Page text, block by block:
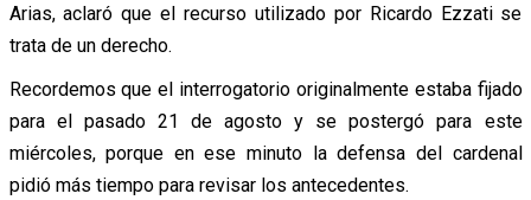
Arias, aclaró que el recurso utilizado por Ricardo Ezzati se
trata de un derecho.
Recordemos que el interrogatorio originalmente estaba fijado
para el pasado 21 de agosto y se postergó para este
miércoles, porque en ese minuto la defensa del cardenal
pidió más tiempo para revisar los antecedentes.